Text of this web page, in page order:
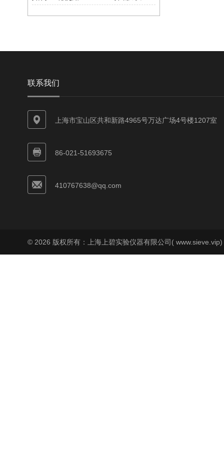
联系我们
上海市宝山区共和新路4965号万达广场4号楼1207室
86-021-51693675
410767638@qq.com
© 2026 版权所有：上海上碧实验仪器有限公司(